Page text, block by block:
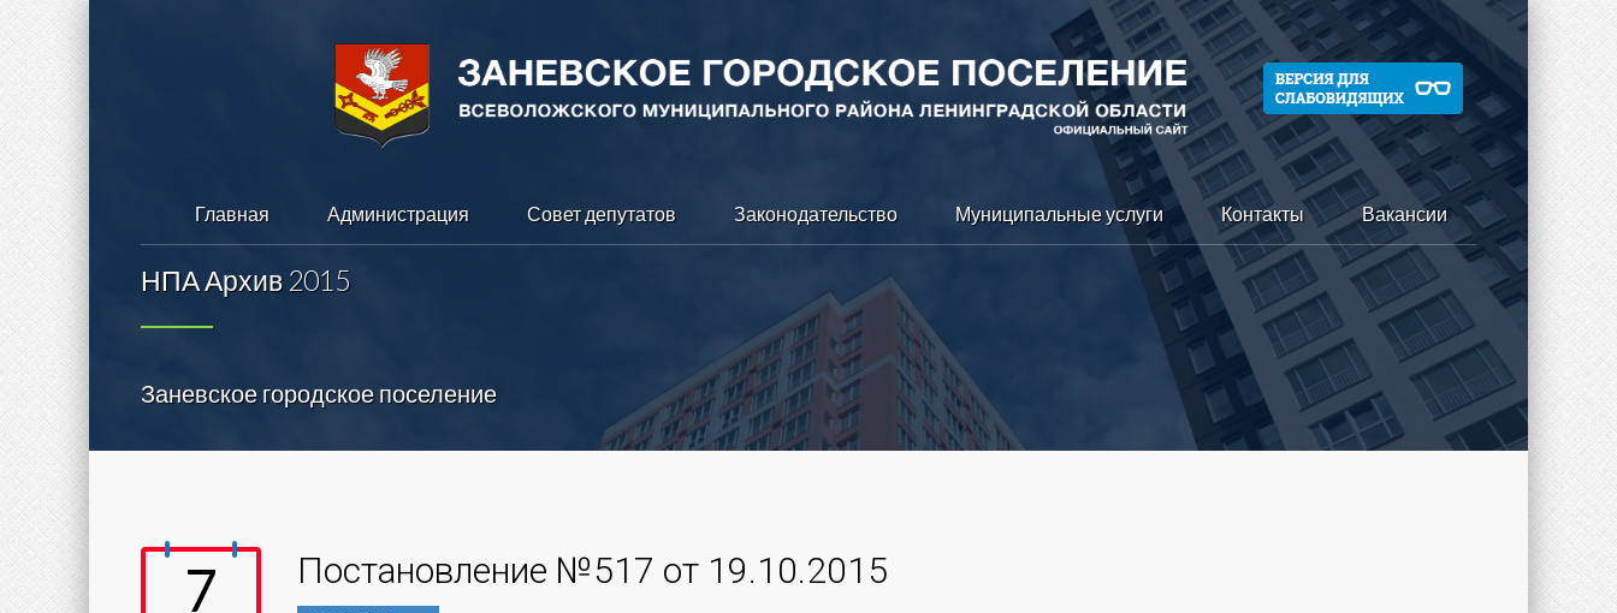
Главная Администрация Совет депутатов Законодательство Муниципальные услуги Контакты Вакансии
НПА Архив 2015
Заневское городское поселение
7 Постановление №517 от 19.10.2015